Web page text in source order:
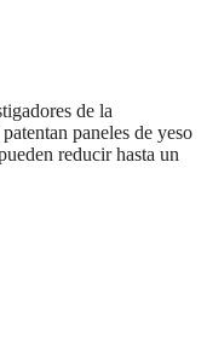
de la
paneles de yeso
reducir hasta un